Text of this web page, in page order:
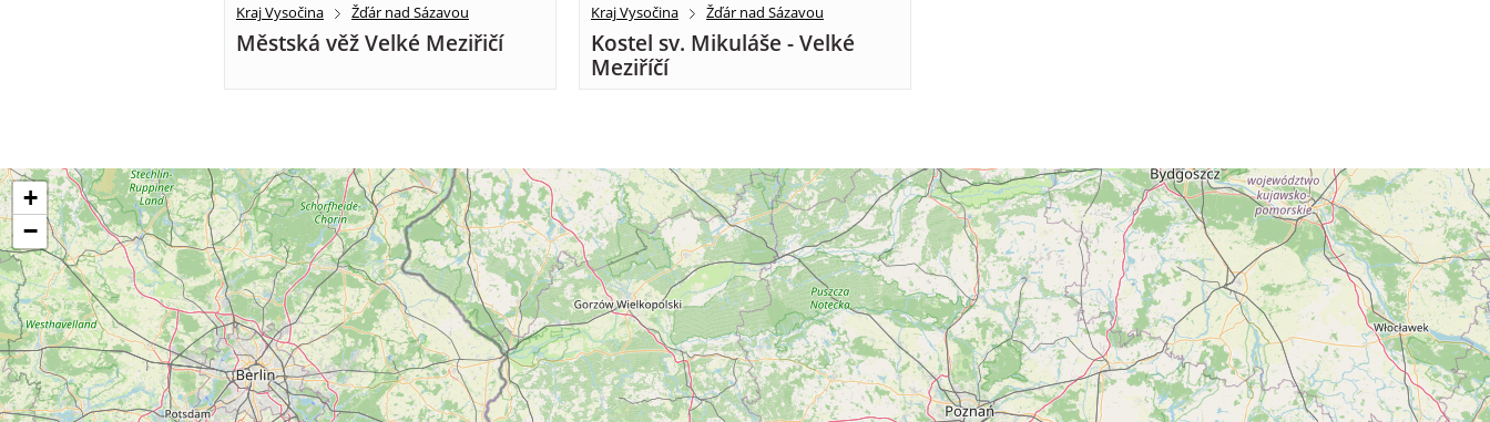
Kraj Vysočina Žďár nad Sázavou
Městská věž Velké Meziřičí
Kraj Vysočina Žďár nad Sázavou
Kostel sv. Mikuláše - Velké
Meziříčí
+
−